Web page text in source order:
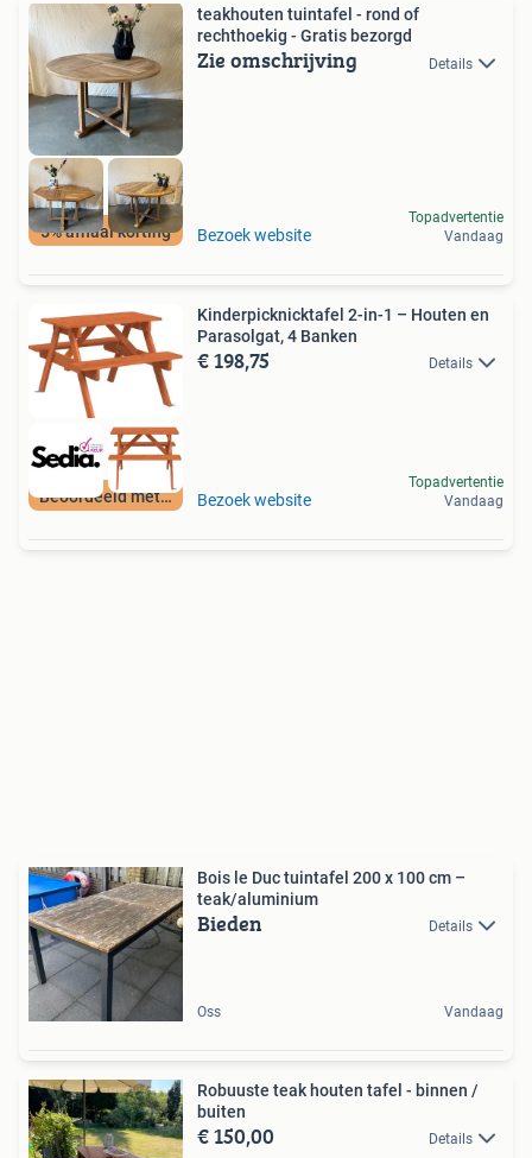
5% afhaal korting
teakhouten tuintafel - rond of
rechthoekig - Gratis bezorgd
Zie omschrijving Details
Bezoek website
Topadvertentie
Vandaag
Beoordeeld met 9+
Kinderpicknicktafel 2-in-1 – Houten en
Parasolgat, 4 Banken
€ 198,75 Details
Bezoek website
Topadvertentie
Vandaag
Bois le Duc tuintafel 200 x 100 cm –
teak/aluminium
Bieden Details
Oss Vandaag
Robuuste teak houten tafel - binnen /
buiten
€ 150,00 Details